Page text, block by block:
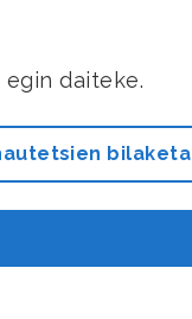
daiteke.
bilaketa